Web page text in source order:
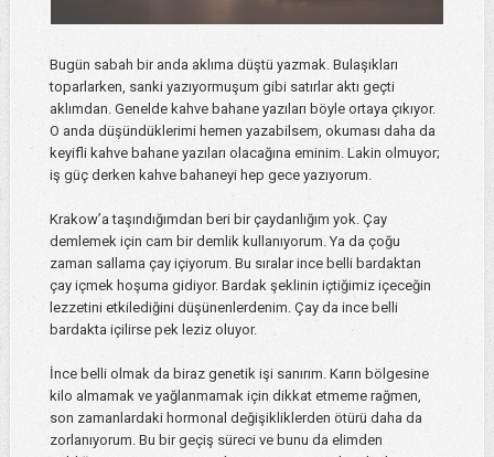
Bugün sabah bir anda aklıma düştü yazmak. Bulaşıkları
toparlarken, sanki yazıyormuşum gibi satırlar aktı geçti
aklımdan. Genelde kahve bahane yazıları böyle ortaya çıkıyor.
O anda düşündüklerimi hemen yazabilsem, okuması daha da
keyifli kahve bahane yazıları olacağına eminim. Lakin olmuyor;
iş güç derken kahve bahaneyi hep gece yazıyorum.
Krakow’a taşındığımdan beri bir çaydanlığım yok. Çay
demlemek için cam bir demlik kullanıyorum. Ya da çoğu
zaman sallama çay içiyorum. Bu sıralar ince belli bardaktan
çay içmek hoşuma gidiyor. Bardak şeklinin içtiğimiz içeceğin
lezzetini etkilediğini düşünenlerdenim. Çay da ince belli
bardakta içilirse pek leziz oluyor.
İnce belli olmak da biraz genetik işi sanırım. Karın bölgesine
kilo almamak ve yağlanmamak için dikkat etmeme rağmen,
son zamanlardaki hormonal değişikliklerden ötürü daha da
zorlanıyorum. Bu bir geçiş süreci ve bunu da elimden